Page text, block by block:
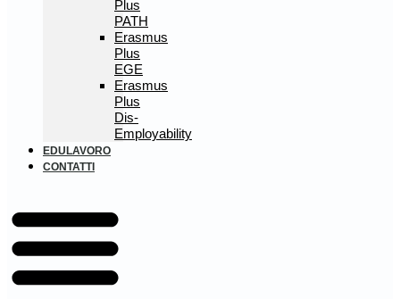
Plus
PATH
Erasmus
Plus
EGE
Erasmus
Plus
Dis-
Employability
EDULAVORO
CONTATTI